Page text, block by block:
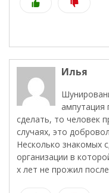
Илья
ампутация
сделать, то человек
случаях, это
Несколько знакомых
организации в
х лет не прожил